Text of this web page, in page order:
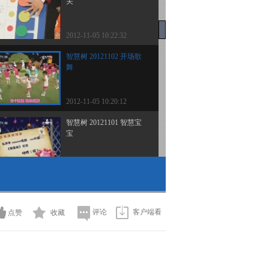
2012-11-05 10:22:32
智慧树 20121102 开场歌
舞
2012-11-05 10:20:12
智慧树 20121101 智慧宝
宝
2012-11-02 11:22:40
点赞 收藏 评论 客户端看